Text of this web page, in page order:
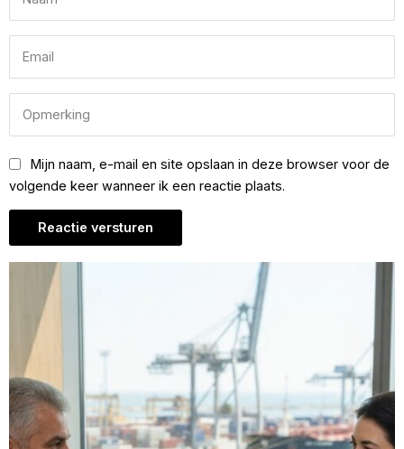
Mijn naam, e-mail en site opslaan in deze browser voor de
volgende keer wanneer ik een reactie plaats.